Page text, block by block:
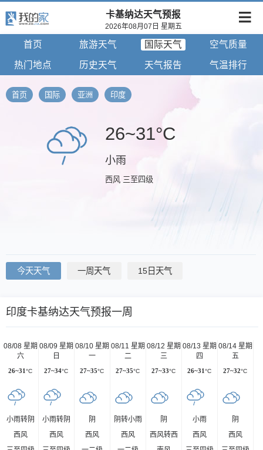
卡基纳达天气预报
2026年08月07日 星期五
首页 旅游天气 国际天气 空气质量
热门地点 历史天气 天气报告 气温排行
首页 国际 亚洲 印度
26~31°C
小雨
西风 三至四级
今天天气 一周天气 15日天气
印度卡基纳达天气预报一周
08/08 星期
六
26~31°C
小雨转阴
西风
08/09 星期
日
27~34°C
小雨转阴
西风
08/10 星期
一
27~35°C
阴
西风
08/11 星期
二
27~35°C
阴转小雨
西风
08/12 星期
三
27~33°C
阴
西风转西
08/13 星期
四
26~31°C
小雨
西风
08/14 星期
五
27~32°C
阴
西风